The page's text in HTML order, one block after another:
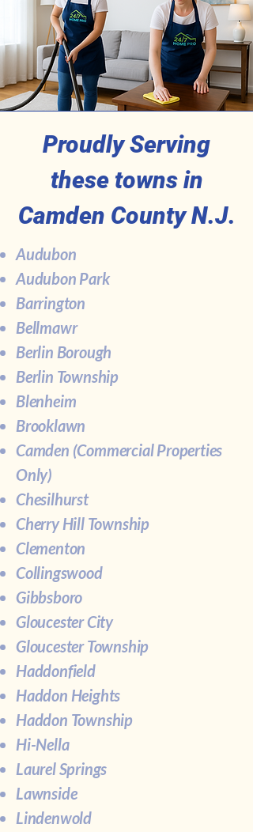
Proudly Serving
these towns in
Camden County N.J.
Audubon
Audubon Park
Barrington
Bellmawr
Berlin Borough
Berlin Township
Blenheim
Brooklawn
Camden (Commercial Properties
Only)
Chesilhurst
Cherry Hill Township
Clementon
Collingswood
Gibbsboro
Gloucester City
Gloucester Township
Haddonfield
Haddon Heights
Haddon Township
Hi-Nella
Laurel Springs
Lawnside
Lindenwold